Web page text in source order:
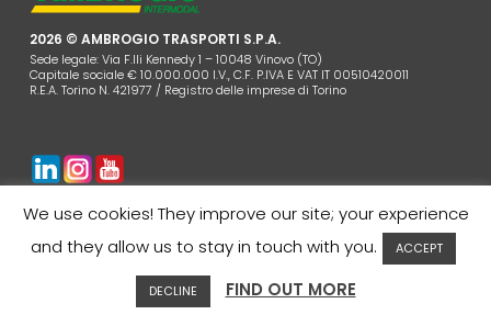
2026 © AMBROGIO TRASPORTI S.P.A.
Sede legale: Via F.lli Kennedy 1 – 10048 Vinovo (TO)
Capitale sociale € 10.000.000 I.V., C.F. P.IVA E VAT IT 00510420011
R.E.A. Torino N. 421977 / Registro delle imprese di Torino
WHISTLEBLOWING
We use cookies! They improve our site; your experience
and they allow us to stay in touch with you.
ACCEPT
DECLINE FIND OUT MORE